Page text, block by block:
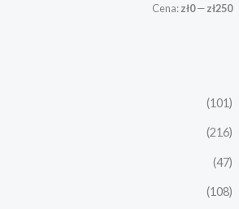
Cena:zł0—zł250
(101)
(216)
(47)
(108)